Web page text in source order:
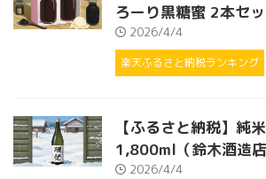
ろーり黒糖蜜 2本セ
2026/4/4
楽天ふるさと納税ランキング
【ふるさと納税】純
1,800ml（鈴木酒造
2026/4/4